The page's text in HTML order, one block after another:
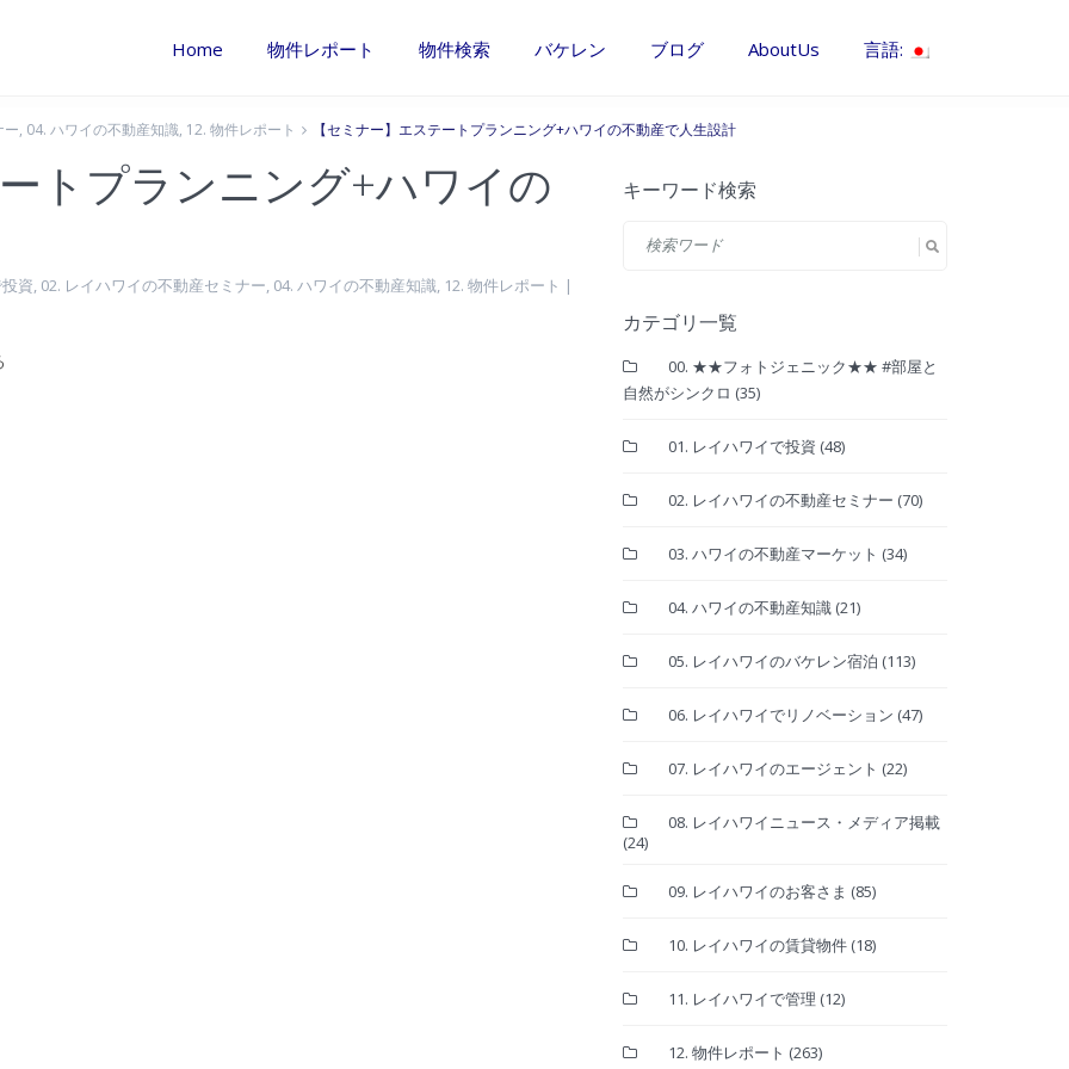
Home 物件レポート 物件検索 バケレン ブログ AboutUs 言語:
ー, 04. ハワイの不動産知識, 12. 物件レポート 【セミナー】エステートプランニング+ハワイの不動産で人生設計
トプランニング+ハワイの
資, 02. レイハワイの不動産セミナー, 04. ハワイの不動産知識, 12. 物件レポート |
キーワード検索
カテゴリ一覧
00. ★★フォトジェニック★★ #部屋と
自然がシンクロ (35)
01. レイハワイで投資 (48)
02. レイハワイの不動産セミナー (70)
03. ハワイの不動産マーケット (34)
04. ハワイの不動産知識 (21)
05. レイハワイのバケレン宿泊 (113)
06. レイハワイでリノベーション (47)
07. レイハワイのエージェント (22)
08. レイハワイニュース・メディア掲載
(24)
09. レイハワイのお客さま (85)
10. レイハワイの賃貸物件 (18)
11. レイハワイで管理 (12)
12. 物件レポート (263)